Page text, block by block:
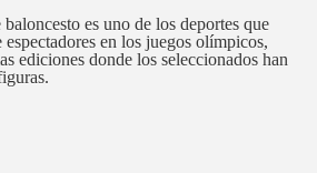
es uno de los deportes que
en los juegos olímpicos,
ediciones donde los seleccionados han